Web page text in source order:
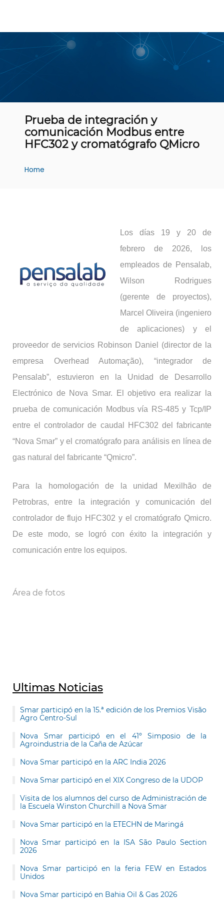
Prueba de integración y
comunicación Modbus entre
HFC302 y cromatógrafo QMicro
Home
Los días 19 y 20 de
febrero de 2026, los
empleados de Pensalab,
Wilson Rodrigues
(gerente de proyectos),
Marcel Oliveira (ingeniero
de aplicaciones) y el
proveedor de servicios Robinson Daniel (director de la
empresa Overhead Automação), “integrador de
Pensalab”, estuvieron en la Unidad de Desarrollo
Electrónico de Nova Smar. El objetivo era realizar la
prueba de comunicación Modbus vía RS-485 y Tcp/IP
entre el controlador de caudal HFC302 del fabricante
“Nova Smar” y el cromatógrafo para análisis en línea de
gas natural del fabricante “Qmicro”.
Para la homologación de la unidad Mexilhão de
Petrobras, entre la integración y comunicación del
controlador de flujo HFC302 y el cromatógrafo Qmicro.
De este modo, se logró con éxito la integración y
comunicación entre los equipos.
Área de fotos
Ultimas Noticias
Smar participó en la 15.ª edición de los Premios Visão
Agro Centro-Sul
Nova Smar participó en el 41º Simposio de la
Agroindustria de la Caña de Azúcar
Nova Smar participó en la ARC India 2026
Nova Smar participó en el XIX Congreso de la UDOP
Visita de los alumnos del curso de Administración de
la Escuela Winston Churchill a Nova Smar
Nova Smar participó en la ETECHN de Maringá
Nova Smar participó en la ISA São Paulo Section
2026
Nova Smar participó en la feria FEW en Estados
Unidos
Nova Smar participó en Bahia Oil & Gas 2026